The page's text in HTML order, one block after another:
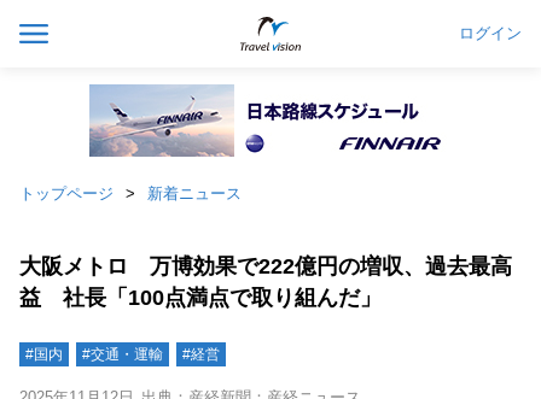
ログイン
トップページ 新着ニュース
大阪メトロ 万博効果で222億円の増収、過去最高
益 社長「100点満点で取り組んだ」
#国内 #交通・運輸 #経営